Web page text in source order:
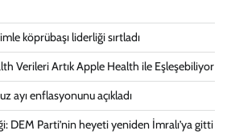
köprübaşı liderliği sırtladı
Verileri Artık Apple Health ile Eşleşebiliyor
ayı enflasyonunu açıkladı
DEM Parti’nin heyeti yeniden İmralı’ya gitti